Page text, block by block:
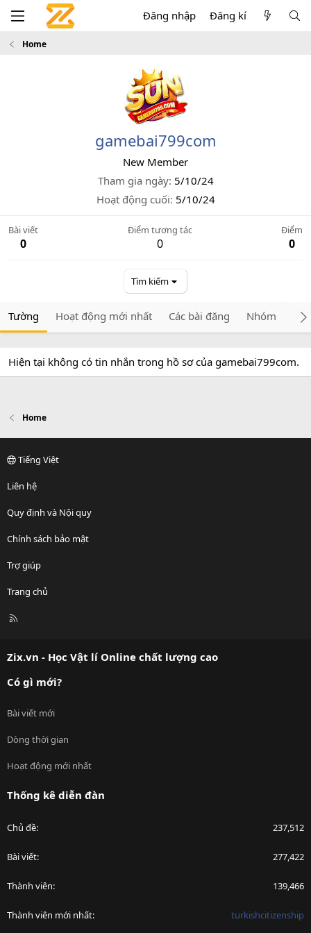
Đăng nhập Đăng kí
Home
gamebai799com
New Member
Tham gia ngày 5/10/24
Hoạt động cuối 5/10/24
Bài viết
0
Điểm tương tác
0
Điểm
0
Tìm kiếm
Tường Hoạt động mới nhất Các bài đăng Nhóm
Hiện tại không có tin nhắn trong hồ sơ của gamebai799com.
Home
Tiếng Việt
Liên hệ
Quy định và Nội quy
Chính sách bảo mật
Trợ giúp
Trang chủ
R
Zix.vn - Học Vật lí Online chất lượng cao
Có gì mới?
Bài viết mới
Dòng thời gian
Hoạt động mới nhất
Thống kê diễn đàn
Chủ đề 237,512
Bài viết 277,422
Thành viên 139,466
Thành viên mới nhất turkishcitizenship